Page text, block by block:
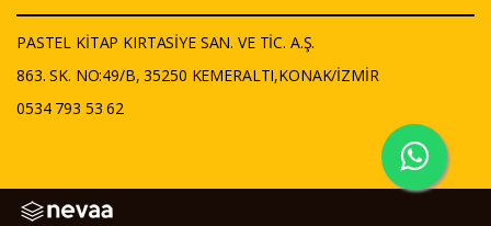
PASTEL KİTAP KIRTASİYE SAN. VE TİC. A.Ş.
863. SK. NO:49/B, 35250 KEMERALTI,KONAK/İZMİR
0534 793 53 62